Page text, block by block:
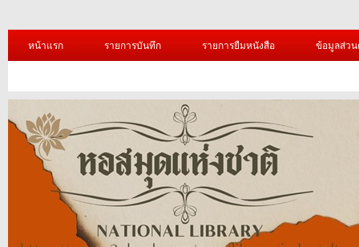
หน้าแรก รายการบันทึก รายการยืมหนังสือ ข้อมูลส่ว